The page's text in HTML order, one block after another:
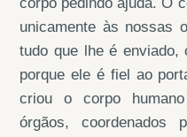
unicamente às nossas
tudo que lhe é enviado,
porque ele é fiel ao
criou o corpo
órgãos, coordenados